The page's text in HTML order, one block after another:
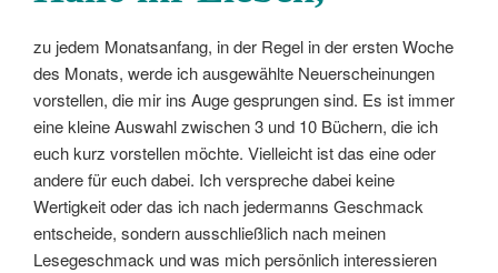
zu jedem Monatsanfang, in der Regel in der ersten Woche
des Monats, werde ich ausgewählte Neuerscheinungen
vorstellen, die mir ins Auge gesprungen sind. Es ist immer
eine kleine Auswahl zwischen 3 und 10 Büchern, die ich
euch kurz vorstellen möchte. Vielleicht ist das eine oder
andere für euch dabei. Ich verspreche dabei keine
Wertigkeit oder das ich nach jedermanns Geschmack
entscheide, sondern ausschließlich nach meinen
Lesegeschmack und was mich persönlich interessieren